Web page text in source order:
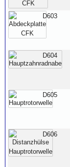
D603
D604
D605
D606